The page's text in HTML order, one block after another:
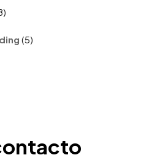
8
productos
5
productos